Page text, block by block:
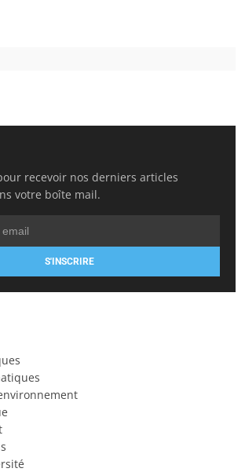
recevoir nos derniers articles
votre boîte mail.
S'INSCRIRE